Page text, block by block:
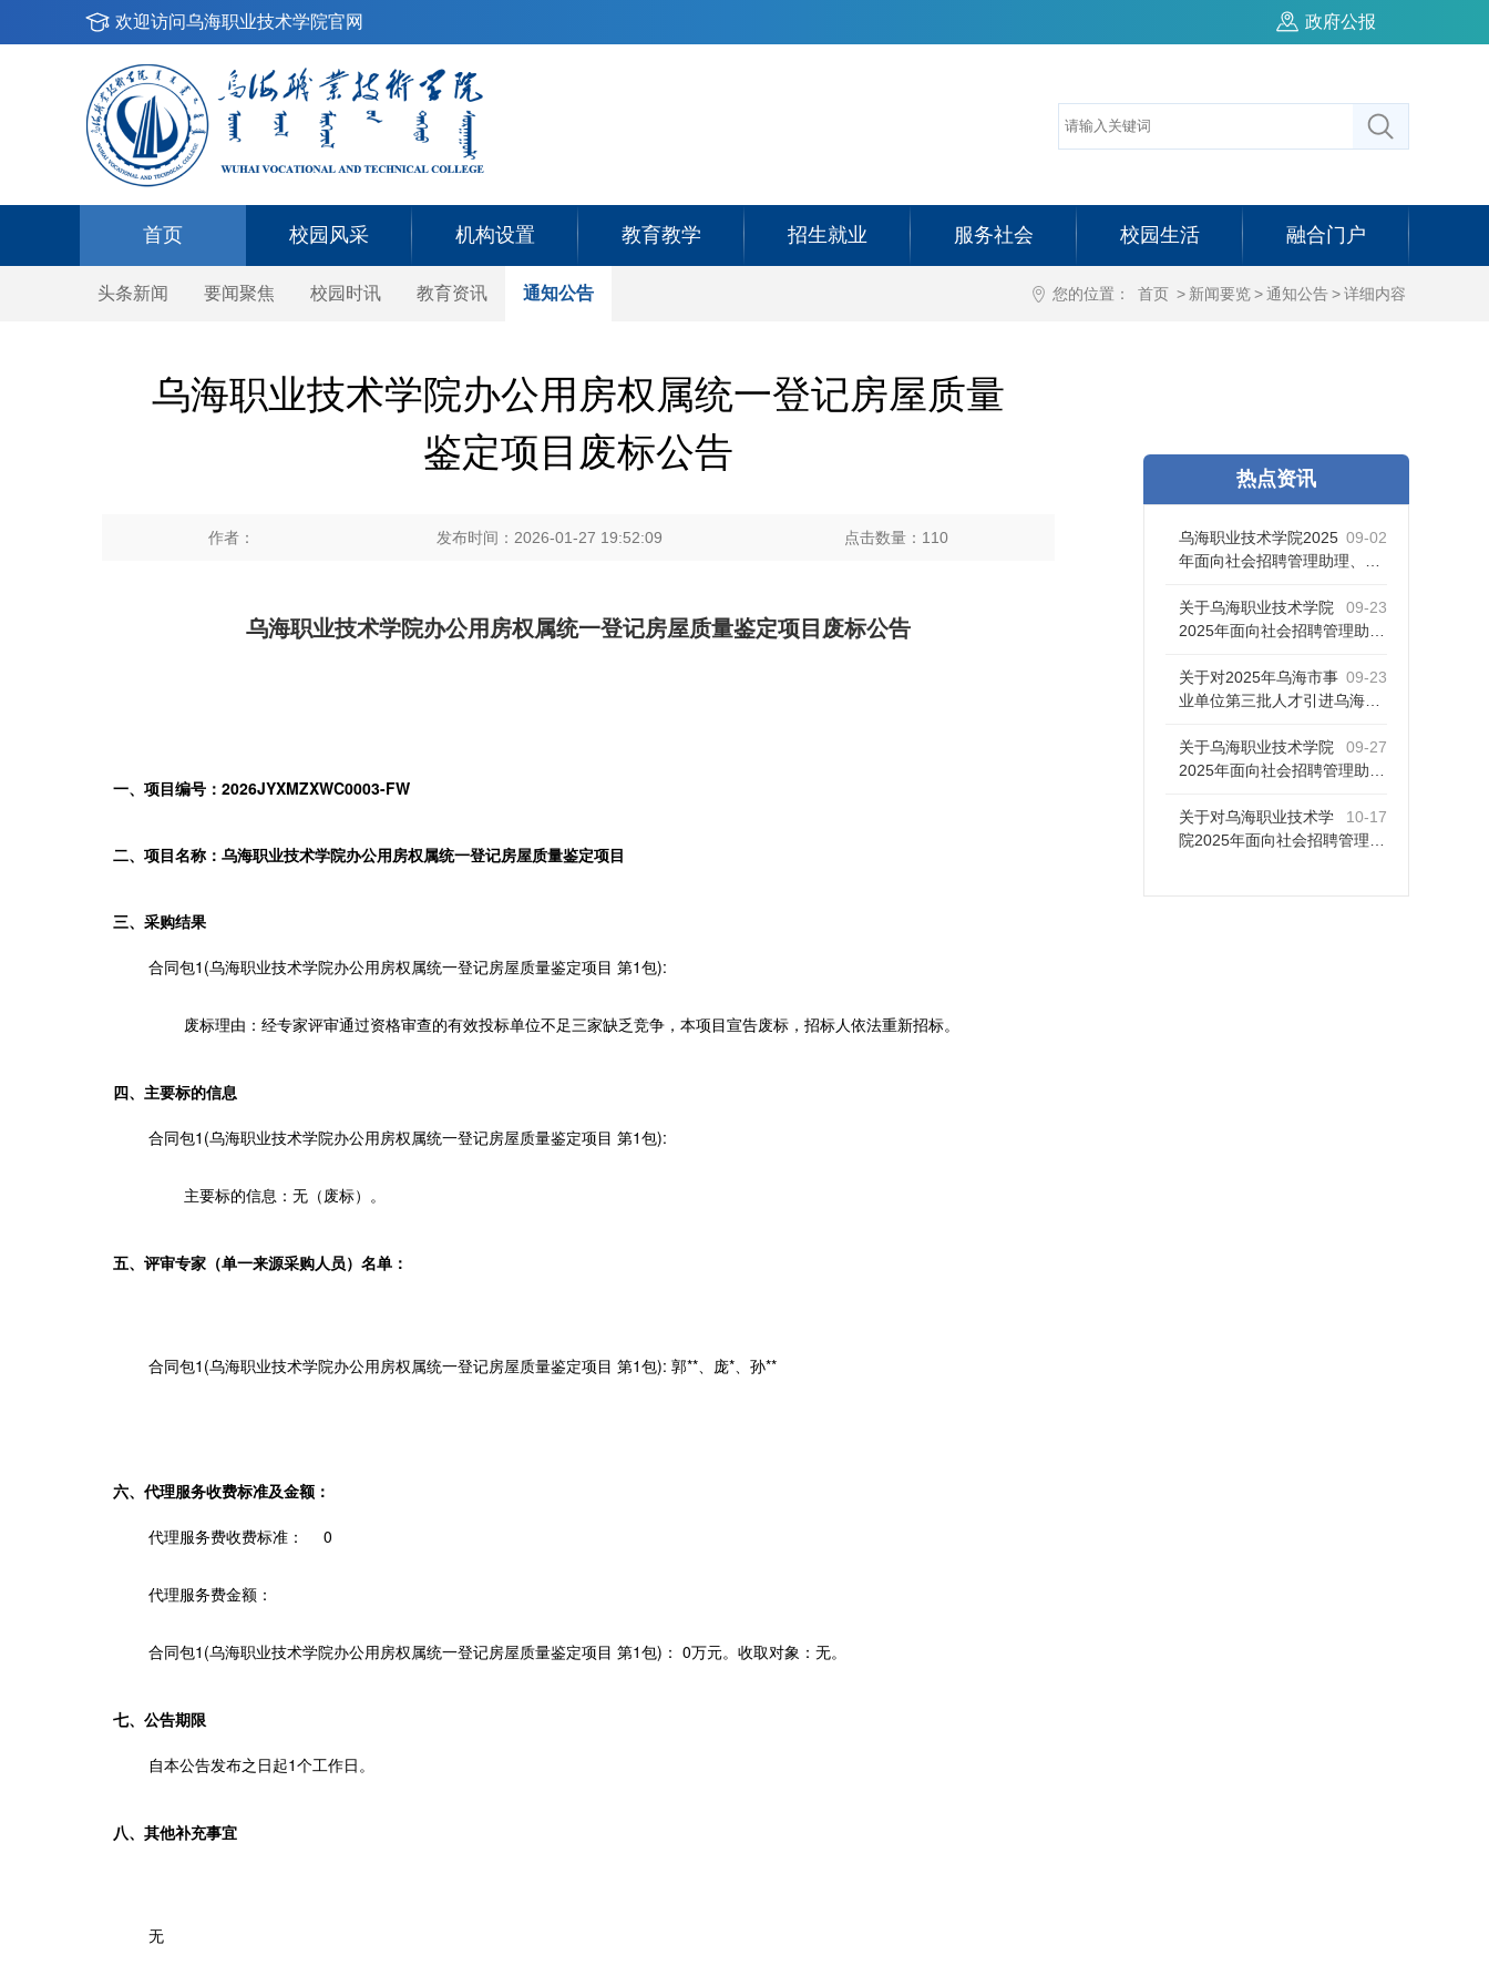
欢迎访问乌海职业技术学院官网 政府公报
首页 校园风采 机构设置 教育教学 招生就业 服务社会 校园生活 融合门户
您的位置： 首页 > 新闻要览>通知公告>详细内容
头条新闻 要闻聚焦 校园时讯 教育资讯 通知公告
热点资讯
09-02
乌海职业技术学院2025
年面向社会招聘管理助理、…
09-23
关于乌海职业技术学院
2025年面向社会招聘管理助…
09-23
关于对2025年乌海市事
业单位第三批人才引进乌海…
09-27
关于乌海职业技术学院
2025年面向社会招聘管理助…
10-17
关于对乌海职业技术学
院2025年面向社会招聘管理…
乌海职业技术学院办公用房权属统一登记房屋质量
鉴定项目废标公告
作者： 发布时间：2026-01-27 19:52:09 点击数量： 110
乌海职业技术学院办公用房权属统一登记房屋质量鉴定项目废标公告
一、项目编号：2026JYXMZXWC0003-FW
二、项目名称：乌海职业技术学院办公用房权属统一登记房屋质量鉴定项目
三、采购结果
合同包1(乌海职业技术学院办公用房权属统一登记房屋质量鉴定项目 第1包):
废标理由： 经专家评审通过资格审查的有效投标单位不足三家缺乏竞争，本项目宣告废标，招标人依法重新招标。
四、主要标的信息
合同包1(乌海职业技术学院办公用房权属统一登记房屋质量鉴定项目 第1包):
主要标的信息： 无（废标） 。
五、评审专家（单一来源采购人员）名单：
合同包1(乌海职业技术学院办公用房权属统一登记房屋质量鉴定项目 第1包): 郭**、庞*、孙**
六、代理服务收费标准及金额：
代理服务费收费标准： 0
代理服务费金额：
合同包1(乌海职业技术学院办公用房权属统一登记房屋质量鉴定项目 第1包)： 0万元。 收取对象： 无。
七、公告期限
自本公告发布之日起1个工作日。
八、其他补充事宜
无